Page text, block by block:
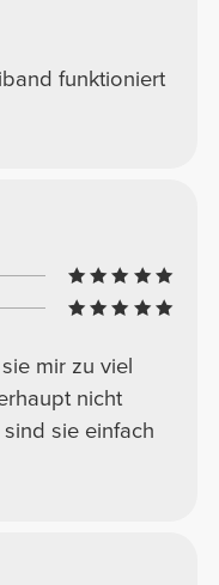
funktioniert
mir zu viel
nicht
sie einfach